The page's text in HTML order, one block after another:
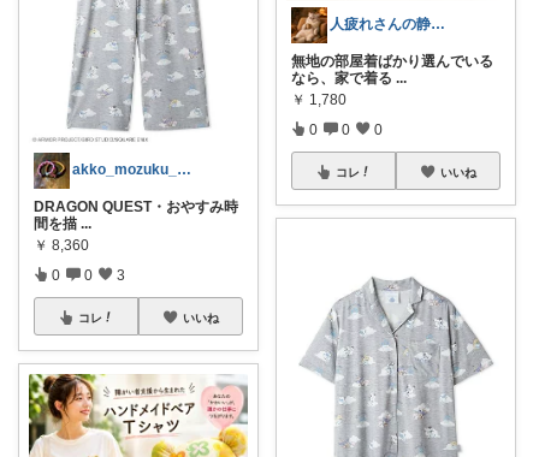
akko_mozuku_mugisuke
DRAGON QUEST・おやすみ時
間を描 ...
￥ 8,360
0 0 3
コレ いいね
人疲れさんの静かな部屋づくり
無地の部屋着ばかり選んでいる
なら、家で着る ...
￥ 1,780
0 0 0
コレ いいね